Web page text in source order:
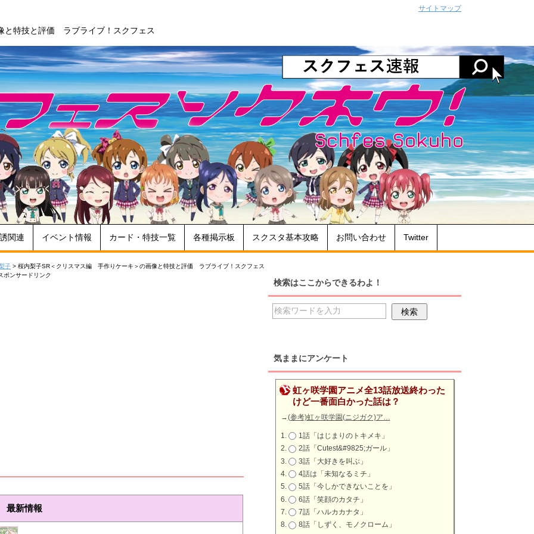
特技と評価 ラブライブ！スクフェス
関連 イベント情報 カード・特技一覧 各種掲示板 スクスタ基本攻略 お問い合わせ Twitter
子 > 桜内梨子SR＜クリスマス編 手作りケーキ＞の画像と特技と評価 ラブライブ！スクフェス
ポンサードリンク
最新情報
検索はここからできるわよ！
気ままにアンケート
虹ヶ咲学園アニメ全13話放送終わった
けど一番面白かった話は？
→(参考)虹ヶ咲学園(ニジガク)ア…
1話「はじまりのトキメキ」
2話「Cutest&#9825;ガール」
3話「大好きを叫ぶ」
4話は「未知なるミチ」
5話「今しかできないことを」
6話「笑顔のカタチ」
7話「ハルカカナタ」
8話「しずく、モノクローム」
サイトマップ